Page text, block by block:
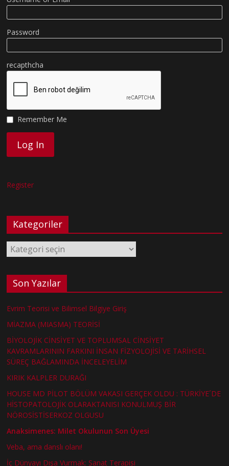
Password
recapthcha
Remember Me
Register
Kategoriler
Kategoriler
Son Yazılar
Evrim Teorisi ve Bilimsel Bilgiye Giriş
MİAZMA (MIASMA) TEORİSİ
BİYOLOJİK CİNSİYET VE TOPLUMSAL CİNSİYET
KAVRAMLARININ FARKINI İNSAN FİZYOLOJİSİ VE TARİHSEL
SÜREÇ BAĞLAMINDA İNCELEYELİM
KIRIK KALPLER DURAĞI
HOUSE MD PİLOT BÖLÜM VAKASI GERÇEK OLDU : TÜRKİYE´DE
HİSTOPATOLOJİK OLARAKTANISI KONULMUŞ BİR
NÖROSİSTİSERKOZ OLGUSU
Anaksimenes: Milet Okulunun Son Üyesi
Veba, ama danslı olanı!
İç Dünyayı Dışa Vurmak: Sanat Terapisi